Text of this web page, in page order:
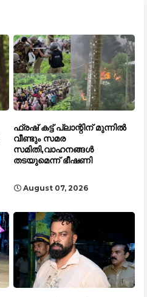
ഫ്രഷ് കട്ട് പ്ലാന്റിന് മുന്നിൽ
വീണ്ടും സമര
സമിതി,വാഹനങ്ങൾ
തടയുമെന്ന് ഭീഷണി
August 07, 2026